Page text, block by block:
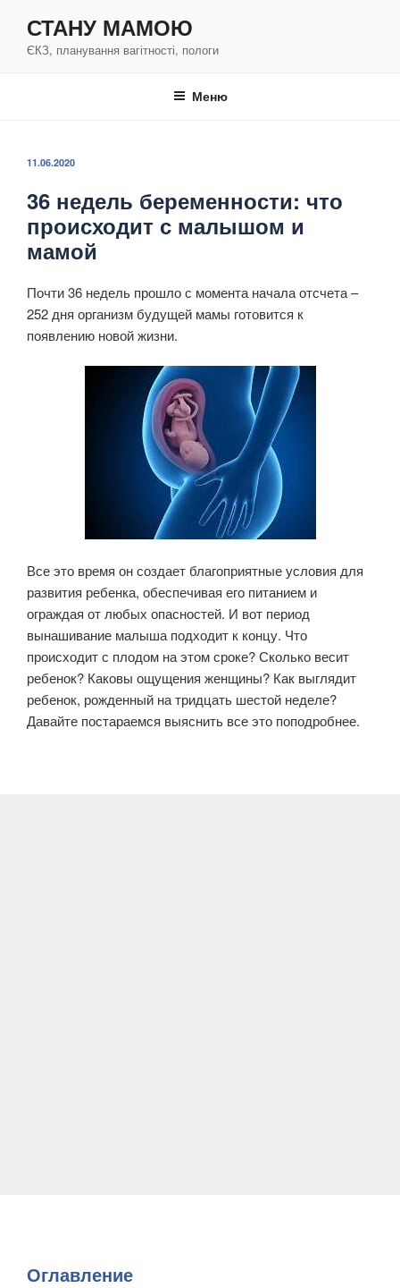
содержимому
СТАНУ МАМОЮ
ЄКЗ, планування вагітності, пологи
Меню
ОПУБЛИКОВАНО
11.06.2020
36 недель беременности: что
происходит с малышом и
мамой
Почти 36 недель прошло с момента начала отсчета –
252 дня организм будущей мамы готовится к
появлению новой жизни.
Все это время он создает благоприятные условия для
развития ребенка, обеспечивая его питанием и
ограждая от любых опасностей. И вот период
вынашивание малыша подходит к концу. Что
происходит с плодом на этом сроке? Сколько весит
ребенок? Каковы ощущения женщины? Как выглядит
ребенок, рожденный на тридцать шестой неделе?
Давайте постараемся выяснить все это поподробнее.
Оглавление